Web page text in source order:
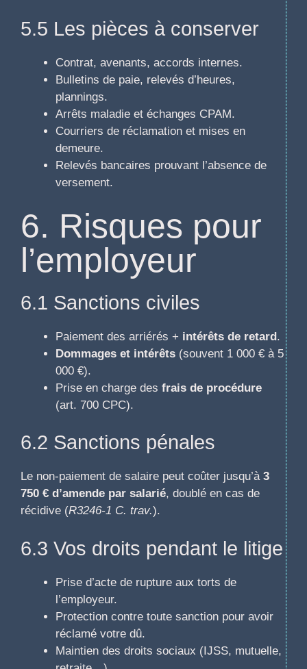
5.5 Les pièces à conserver
Contrat, avenants, accords internes.
Bulletins de paie, relevés d’heures,
plannings.
Arrêts maladie et échanges CPAM.
Courriers de réclamation et mises en
demeure.
Relevés bancaires prouvant l’absence de
versement.
6. Risques pour
l’employeur
6.1 Sanctions civiles
Paiement des arriérés + intérêts de retard.
Dommages et intérêts (souvent 1 000 € à 5
000 €).
Prise en charge des frais de procédure
(art. 700 CPC).
6.2 Sanctions pénales
Le non-paiement de salaire peut coûter jusqu’à 3
750 € d’amende par salarié, doublé en cas de
récidive (R3246-1 C. trav.).
6.3 Vos droits pendant le litige
Prise d’acte de rupture aux torts de
l’employeur.
Protection contre toute sanction pour avoir
réclamé votre dû.
Maintien des droits sociaux (IJSS, mutuelle,